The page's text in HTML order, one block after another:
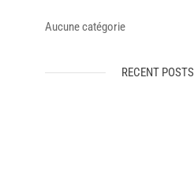
Aucune catégorie
RECENT POSTS